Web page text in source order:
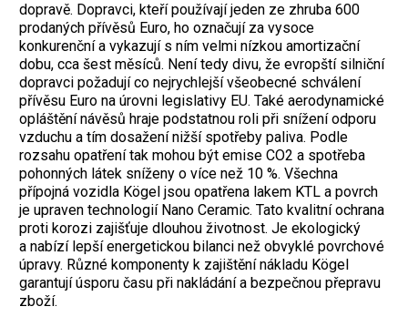
dopravě. Dopravci, kteří používají jeden ze zhruba 600
prodaných přívěsů Euro, ho označují za vysoce
konkurenční a vykazují s ním velmi nízkou amortizační
dobu, cca šest měsíců. Není tedy divu, že evropští silniční
dopravci požadují co nejrychlejší všeobecné schválení
přívěsu Euro na úrovni legislativy EU. Také aerodynamické
opláštění návěsů hraje podstatnou roli při snížení odporu
vzduchu a tím dosažení nižší spotřeby paliva. Podle
rozsahu opatření tak mohou být emise CO2 a spotřeba
pohonných látek sníženy o více než 10 %. Všechna
přípojná vozidla Kögel jsou opatřena lakem KTL a povrch
je upraven technologií Nano Ceramic. Tato kvalitní ochrana
proti korozi zajišťuje dlouhou životnost. Je ekologický
a nabízí lepší energetickou bilanci než obvyklé povrchové
úpravy. Různé komponenty k zajištění nákladu Kögel
garantují úsporu času při nakládání a bezpečnou přepravu
zboží.